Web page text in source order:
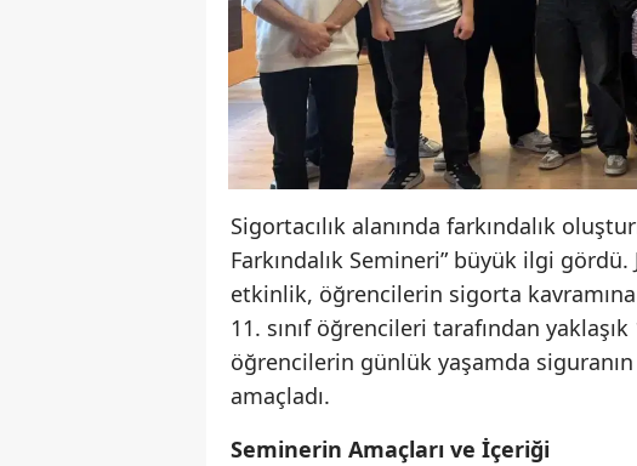
Sigortacılık alanında farkındalık
Farkındalık Semineri” büyük ilgi
etkinlik, öğrencilerin sigorta kavramına
11. sınıf öğrencileri tarafından
öğrencilerin günlük yaşamda
amaçladı.
Seminerin Amaçları ve İçeriği